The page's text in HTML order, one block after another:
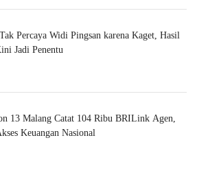
Percaya Widi Pingsan karena Kaget, Hasil
Jadi Penentu
13 Malang Catat 104 Ribu BRILink Agen,
Keuangan Nasional